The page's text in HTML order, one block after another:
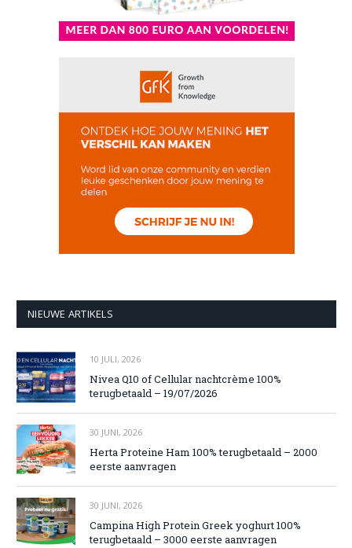
NIEUWE ARTIKELS
10 JULI, 2026
Nivea Q10 of Cellular nachtcrème 100%
terugbetaald – 19/07/2026
30 JUNI, 2026
Herta Proteine Ham 100% terugbetaald – 2000
eerste aanvragen
30 JUNI, 2026
Campina High Protein Greek yoghurt 100%
terugbetaald – 3000 eerste aanvragen